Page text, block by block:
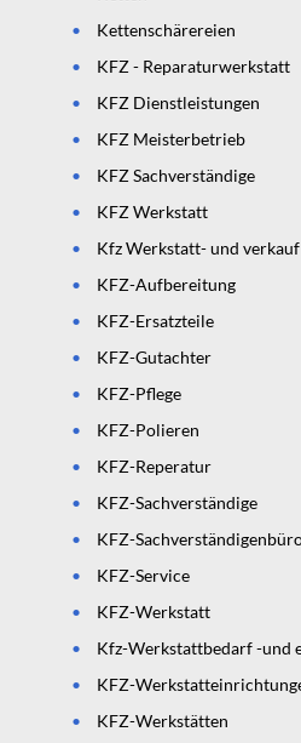
Kettenschärereien
KFZ - Reparaturwerkstatt
KFZ Dienstleistungen
KFZ Meisterbetrieb
KFZ Sachverständige
KFZ Werkstatt
Kfz Werkstatt- und verkauf
KFZ-Aufbereitung
KFZ-Ersatzteile
KFZ-Gutachter
KFZ-Pflege
KFZ-Polieren
KFZ-Reperatur
KFZ-Sachverständige
KFZ-
KFZ-Service
KFZ-Werkstatt
Kfz-Werkstattbedarf -und
KFZ-
KFZ-Werkstätten